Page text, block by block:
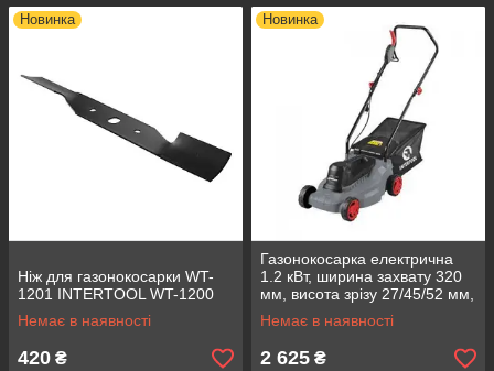
Новинка
Ніж для газонокосарки WT-
1201 INTERTOOL WT-1200
Немає в наявності
420 ₴
Новинка
Газонокосарка електрична
1.2 кВт, ширина захвату 320
мм, висота зрізу 27/45/52 мм,
контейнер 30 літрів
INTERTOOL DT-2260
Немає в наявності
2 625 ₴